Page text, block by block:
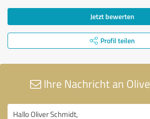
Jetzt bewerten
Profil teilen
Ihre Nachricht an